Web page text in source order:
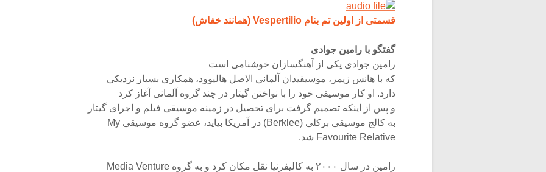
قسمتی از اولین تم بنام Vespertilio (همانند خفاش)
گفتگو با رامین جوادی
رامین جوادی یکی از آهنگسازان خوشنامی است
که با هانس زیمر، موسیقیدان آلمانی الاصل هالیوود، همکاری بسیار نزدیکی
دارد. او کار موسیقی خود را با نواختن گیتار در چند گروه آلمانی آغاز کرد
و پس از اینکه تصمیم گرفت برای تحصیل در زمینه موسیقی فیلم و اجرای گیتار
به کالج موسیقی برکلی (Berklee) در آمریکا بیاید، عضو گروه موسیقی My
Favourite Relative شد.
رامین در سال ۲۰۰۰ به کالیفرنیا نقل مکان کرد و به گروه Media Venture